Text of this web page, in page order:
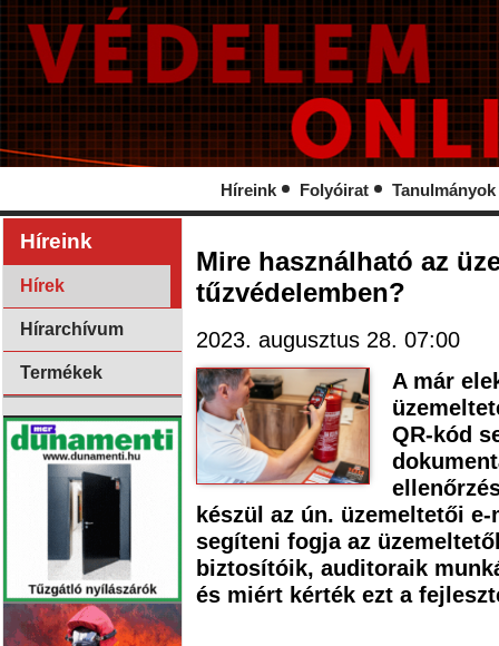
Híreink Folyóirat Tanulmányok
Híreink
Hírek
Hírarchívum
Termékek
Mire használható az
tűzvédelemben?
2023. augusztus 28. 07:00
A már
QR-kód
készül az ún. üzemeltetői
segíteni fogja az
biztosítóik, auditoraik
és miért kérték ezt a